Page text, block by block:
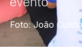
Foto: João Cunha